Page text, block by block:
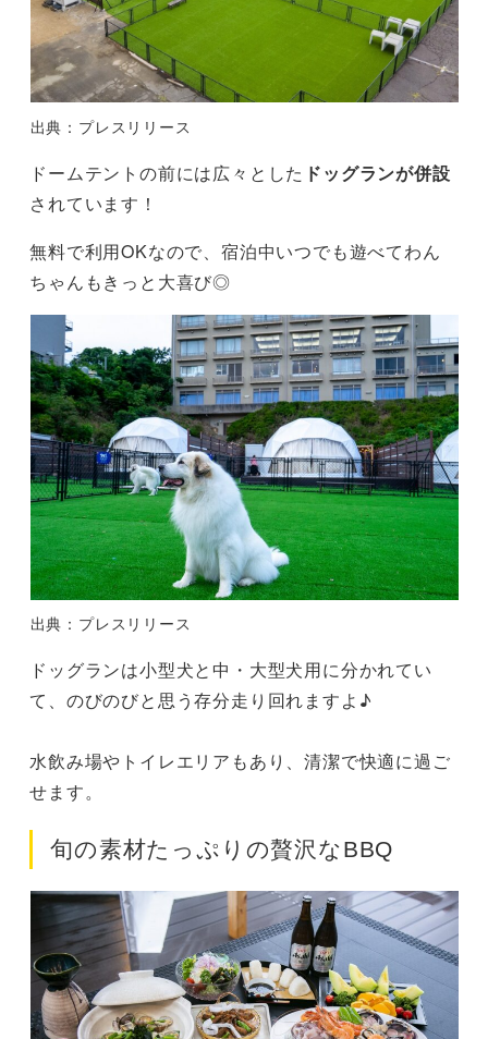
出典：プレスリリース
ドームテントの前には広々とした ドッグランが併設
されています！
無料で利用OKなので、宿泊中いつでも遊べてわん
ちゃんもきっと大喜び◎
出典：プレスリリース
ドッグランは小型犬と中・大型犬用に分かれてい
て、のびのびと思う存分走り回れますよ♪
水飲み場やトイレエリアもあり、清潔で快適に過ご
せます。
旬の素材たっぷりの贅沢なBBQ